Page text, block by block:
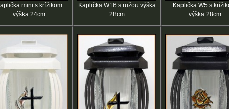
mini s krížikom
výška 24cm
Kaplička W16 s ružou výška
28cm
Kaplička W5 s
výška 28cm